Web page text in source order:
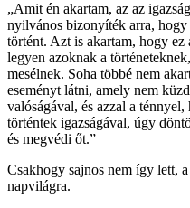
„Amit én akartam, az az
nyilvános bizonyíték arra,
történt. Azt is akartam, hogy ez
legyen azoknak a
mesélnek. Soha többé nem
eseményt látni, amely nem
valóságával, és azzal a
történtek igazságával, úgy
és megvédi őt.”
Csakhogy sajnos nem így lett,
napvilágra.